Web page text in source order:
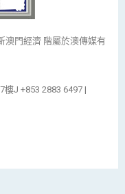
澳門經濟 階屬於澳傳媒有
J +853 2883 6497 |